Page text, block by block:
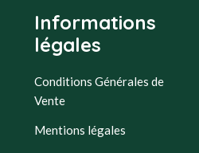
Informations
légales
Conditions Générales de
Vente
Mentions légales